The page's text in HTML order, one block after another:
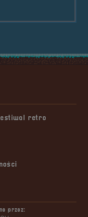
vol.7 już na
retro
przez: